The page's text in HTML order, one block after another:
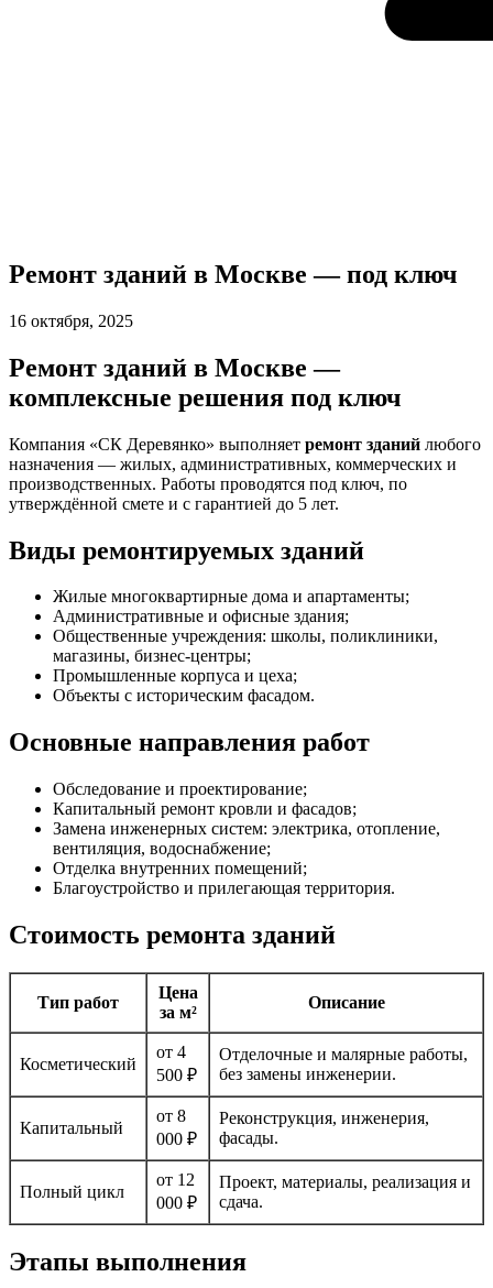
Ремонт зданий в Москве — под ключ
16 октября, 2025
Ремонт зданий в Москве —
комплексные решения под ключ
Компания «СК Деревянко» выполняет ремонт зданий любого
назначения — жилых, административных, коммерческих и
производственных. Работы проводятся под ключ, по
утверждённой смете и с гарантией до 5 лет.
Виды ремонтируемых зданий
Жилые многоквартирные дома и апартаменты;
Административные и офисные здания;
Общественные учреждения: школы, поликлиники,
магазины, бизнес-центры;
Промышленные корпуса и цеха;
Объекты с историческим фасадом.
Основные направления работ
Обследование и проектирование;
Капитальный ремонт кровли и фасадов;
Замена инженерных систем: электрика, отопление,
вентиляция, водоснабжение;
Отделка внутренних помещений;
Благоустройство и прилегающая территория.
Стоимость ремонта зданий
Тип работ
Цена
за м²
Описание
Косметический
от 4
500 ₽
Отделочные и малярные работы,
без замены инженерии.
Капитальный
от 8
000 ₽
Реконструкция, инженерия,
фасады.
Полный цикл
от 12
000 ₽
Проект, материалы, реализация и
сдача.
Этапы выполнения